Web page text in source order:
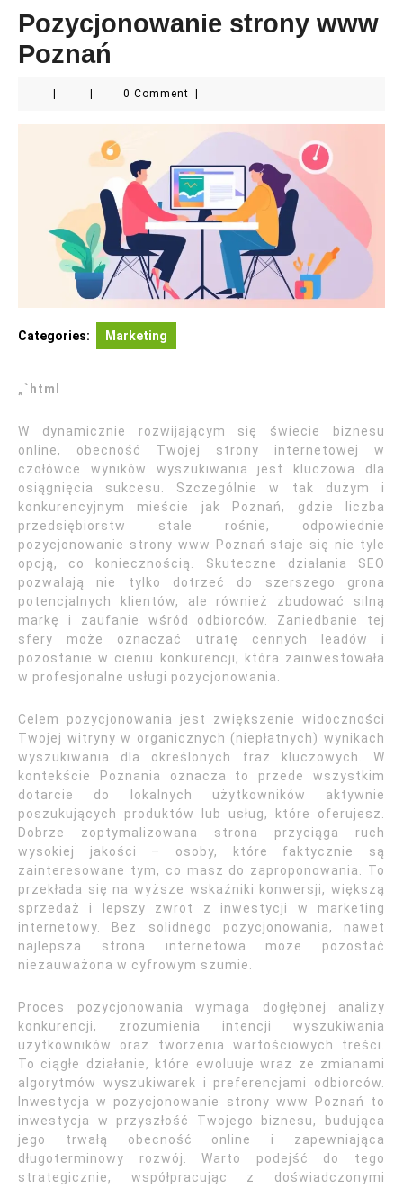
Pozycjonowanie strony www
Poznań
0 Comment
Categories: Marketing
„`html
W dynamicznie rozwijającym się świecie biznesu
online, obecność Twojej strony internetowej w
czołówce wyników wyszukiwania jest kluczowa dla
osiągnięcia sukcesu. Szczególnie w tak dużym i
konkurencyjnym mieście jak Poznań, gdzie liczba
przedsiębiorstw stale rośnie, odpowiednie
pozycjonowanie strony www Poznań staje się nie tyle
opcją, co koniecznością. Skuteczne działania SEO
pozwalają nie tylko dotrzeć do szerszego grona
potencjalnych klientów, ale również zbudować silną
markę i zaufanie wśród odbiorców. Zaniedbanie tej
sfery może oznaczać utratę cennych leadów i
pozostanie w cieniu konkurencji, która zainwestowała
w profesjonalne usługi pozycjonowania.
Celem pozycjonowania jest zwiększenie widoczności
Twojej witryny w organicznych (niepłatnych) wynikach
wyszukiwania dla określonych fraz kluczowych. W
kontekście Poznania oznacza to przede wszystkim
dotarcie do lokalnych użytkowników aktywnie
poszukujących produktów lub usług, które oferujesz.
Dobrze zoptymalizowana strona przyciąga ruch
wysokiej jakości – osoby, które faktycznie są
zainteresowane tym, co masz do zaproponowania. To
przekłada się na wyższe wskaźniki konwersji, większą
sprzedaż i lepszy zwrot z inwestycji w marketing
internetowy. Bez solidnego pozycjonowania, nawet
najlepsza strona internetowa może pozostać
niezauważona w cyfrowym szumie.
Proces pozycjonowania wymaga dogłębnej analizy
konkurencji, zrozumienia intencji wyszukiwania
użytkowników oraz tworzenia wartościowych treści.
To ciągłe działanie, które ewoluuje wraz ze zmianami
algorytmów wyszukiwarek i preferencjami odbiorców.
Inwestycja w pozycjonowanie strony www Poznań to
inwestycja w przyszłość Twojego biznesu, budująca
jego trwałą obecność online i zapewniająca
długoterminowy rozwój. Warto podejść do tego
strategicznie, współpracując z doświadczonymi